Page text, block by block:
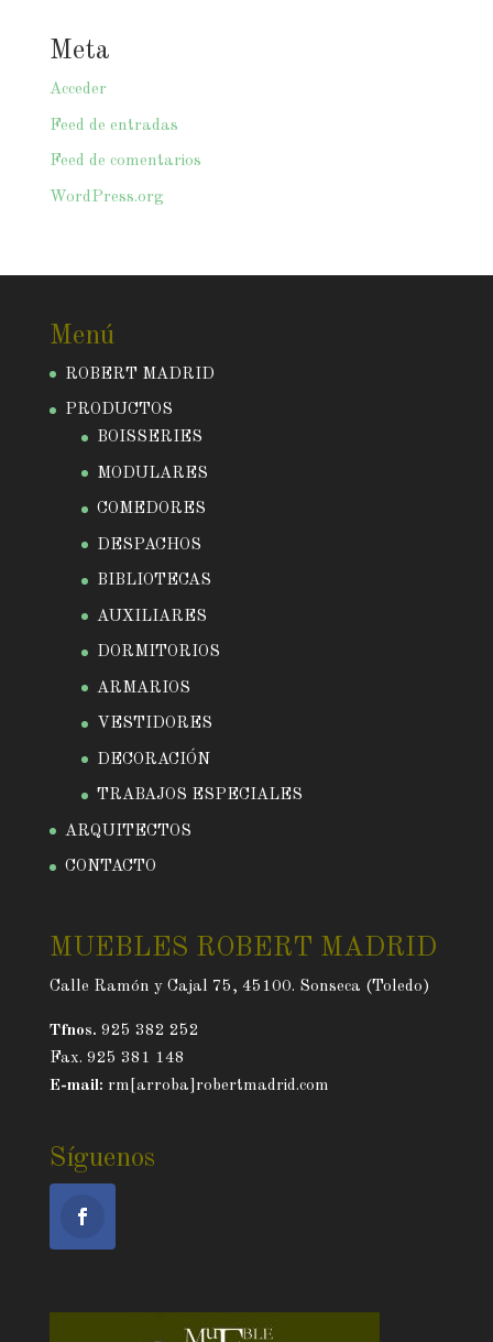
Meta
Acceder
Feed de entradas
Feed de comentarios
WordPress.org
Menú
ROBERT MADRID
PRODUCTOS
BOISSERIES
MODULARES
COMEDORES
DESPACHOS
BIBLIOTECAS
AUXILIARES
DORMITORIOS
ARMARIOS
VESTIDORES
DECORACIÓN
TRABAJOS ESPECIALES
ARQUITECTOS
CONTACTO
MUEBLES ROBERT MADRID
Calle Ramón y Cajal 75, 45100. Sonseca (Toledo)
Tfnos. 925 382 252
Fax. 925 381 148
E-mail: rm[arroba]robertmadrid.com
Síguenos